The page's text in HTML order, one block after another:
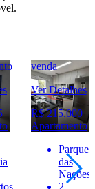
venda
Ver Detalhes
R$ 215.000
Apartamento
Parque
das
Nações